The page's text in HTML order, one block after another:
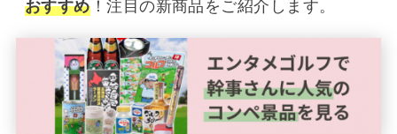
おすすめ！注目の新商品をご紹介します。